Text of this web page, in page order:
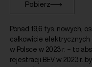
Pobierz
Ponad 19,6 tys. nowych,
całkowicie elektrycznych
w Polsce w 2023 r. – to
rejestracji BEV w 2023 r.